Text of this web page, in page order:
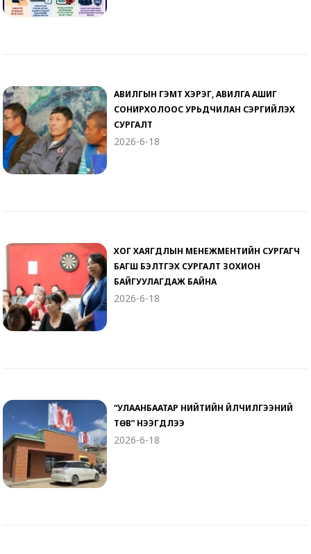
АВИЛГЫН ГЭМТ ХЭРЭГ, АВИЛГА АШИГ
СОНИРХОЛООС УРЬДЧИЛАН СЭРГИЙЛЭХ
СУРГАЛТ
2026-6-18
ХОГ ХАЯГДЛЫН МЕНЕЖМЕНТИЙН СУРГАГЧ
БАГШ БЭЛТГЭХ СУРГАЛТ ЗОХИОН
БАЙГУУЛАГДАЖ БАЙНА
2026-6-18
“УЛААНБААТАР НИЙТИЙН ҮЙЛЧИЛГЭЭНИЙ
ТӨВ” НЭЭГДЛЭЭ
2026-6-18